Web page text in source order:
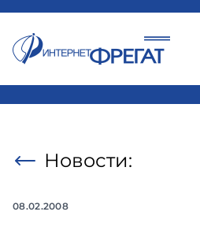
Новости:
08.02.2008